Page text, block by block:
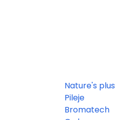
Nature's plus
Pileje
Bromatech